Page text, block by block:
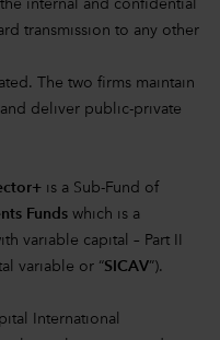
internal and confidential
transmission to any other
The two firms maintain
deliver public-private
is a Sub-Fund of
Funds which is a
variable capital – Part II
variable or “SICAV”).
International